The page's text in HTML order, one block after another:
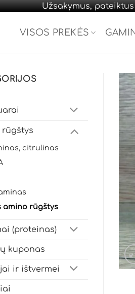
Užsakymus,
VISOS PREKĖS
rūgštys
citrulinas
amino rūgštys
(proteinas)
kuponas
ir ištvermei